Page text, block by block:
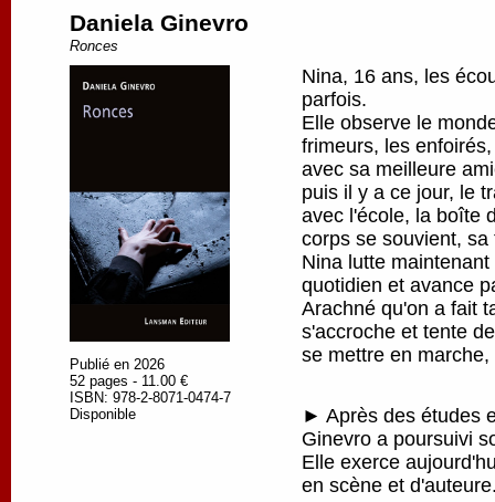
Daniela Ginevro
Ronces
Publié en 2026
52 pages - 11.00 €
ISBN: 978-2-8071-0474-7
Disponible
Nina, 16 ans, les
parfois.
Elle observe le
frimeurs, les
avec sa meilleure
puis il y a ce jour, le
avec l'école, la boîte
corps se souvient,
Nina lutte
quotidien et avance
Arachné qu'on a fait
s'accroche et tente
se mettre en
► Après des études
Ginevro a poursuivi
Elle exerce
en scène et